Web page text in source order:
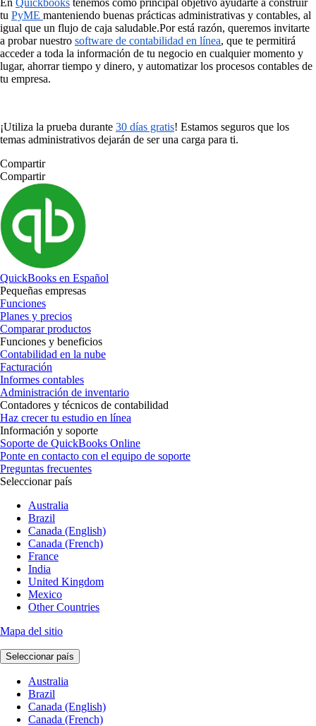
tu PyME manteniendo buenas prácticas administrativas y contables, al
igual que un flujo de caja saludable.Por está razón, queremos invitarte
a probar nuestro software de contabilidad en línea, que te permitirá
acceder a toda la información de tu negocio en cualquier momento y
lugar, ahorrar tiempo y dinero, y automatizar los procesos contables de
tu empresa.
¡Utiliza la prueba durante 30 días gratis! Estamos seguros que los
temas administrativos dejarán de ser una carga para ti.
Compartir
Compartir
QuickBooks en Español
Pequeñas empresas
Funciones
Planes y precios
Comparar productos
Funciones y beneficios
Contabilidad en la nube
Facturación
Informes contables
Administración de inventario
Contadores y técnicos de contabilidad
Haz crecer tu estudio en línea
Información y soporte
Soporte de QuickBooks Online
Ponte en contacto con el equipo de soporte
Preguntas frecuentes
Seleccionar país
Australia
Brazil
Canada (English)
Canada (French)
France
India
United Kingdom
Mexico
Other Countries
Mapa del sitio
Seleccionar país
Australia
Brazil
Canada (English)
Canada (French)